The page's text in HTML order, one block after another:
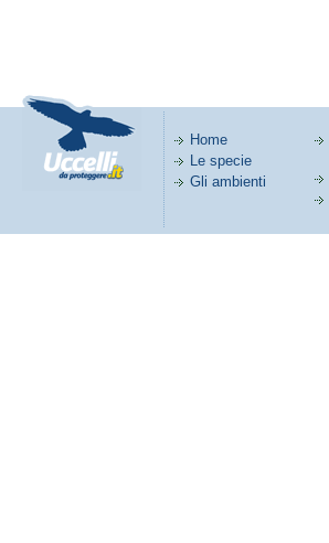
Home
Le specie
Gli ambienti